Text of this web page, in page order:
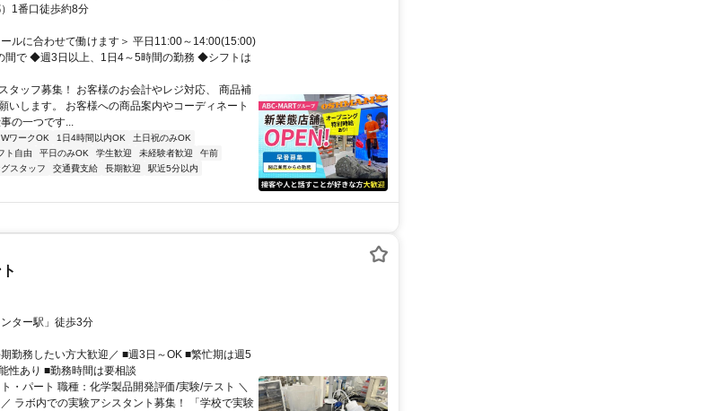
1番口徒歩約8分
ルに合わせて働けます＞ 平日11:00～14:00(15:00)
間で ◆週3日以上、1日4～5時間の勤務 ◆シフトは
タッフ募集！ お客様のお会計やレジ対応、 商品補
いします。 お客様への商品案内やコーディネート
の一つです...
ワークOK 1日4時間以内OK
土日祝のみOK
ト自由 平日のみOK 学生歓迎 未経験者歓迎
午前
スタッフ 交通費支給 長期歓迎
駅近5分以内
ター駅」徒歩3分
勤務したい方大歓迎／ ■週3日～OK ■繁忙期は週5
性あり ■勤務時間は要相談
・パート 職種：化学製品開発評価/実験/テスト ＼
ラボ内での実験アシスタント募集！ 「学校で実験